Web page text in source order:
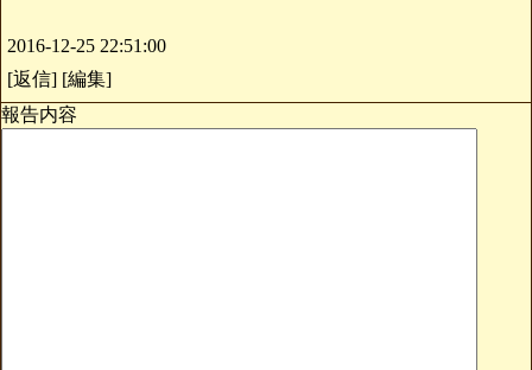
2016-12-25 22:51:00
[返信] [編集]
報告内容